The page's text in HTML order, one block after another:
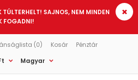
SAJNOS, NEM MINDEN
FOGADNI!
(0) Kosár
Pénztár
Magyar